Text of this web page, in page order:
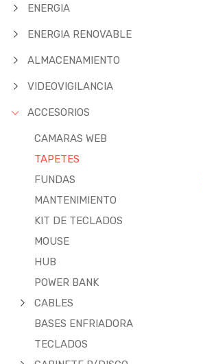
ENERGIA
ENERGIA RENOVABLE
ALMACENAMIENTO
VIDEOVIGILANCIA
ACCESORIOS
CAMARAS WEB
TAPETES
FUNDAS
MANTENIMIENTO
KIT DE TECLADOS
MOUSE
HUB
POWER BANK
CABLES
BASES ENFRIADORA
TECLADOS